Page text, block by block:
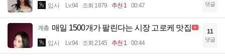
입사 Lv.94 조회 1879 추천 1 00:47 댓글
계층 매일 1500개가 팔린다는 시장 고로케 맛집
입사 Lv.94 조회 2145 추천 1 00:44
11
댓글